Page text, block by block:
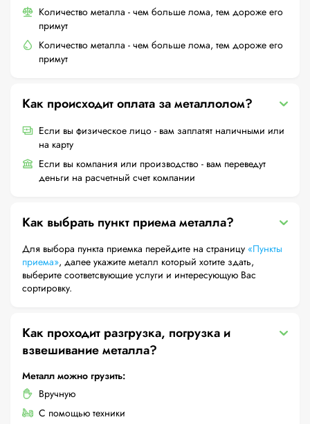
Количество металла - чем больше лома, тем дороже его
примут
Количество металла - чем больше лома, тем дороже его
примут
Как происходит оплата за металлолом?
Если вы физическое лицо - вам заплатят наличными или
на карту
Если вы компания или производство - вам переведут
деньги на расчетный счет компании
Как выбрать пункт приема металла?
Для выбора пункта приемка перейдите на страницу «Пункты
приема», далее укажите металл который хотите здать,
выберите соответсвующие услуги и интересующую Вас
сортировку.
Как проходит разгрузка, погрузка и
взвешивание металла?
Металл можно грузить:
Вручную
С помощью техники